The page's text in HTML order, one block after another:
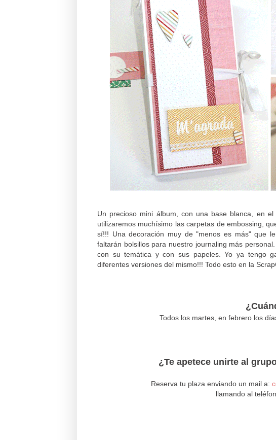
Un precioso mini álbum, con una base blanca, en
utilizaremos muchísimo las carpetas de embossing,
sí!!! Una decoración muy de "menos es más" que
faltarán bolsillos para nuestro journaling más
con su temática y con sus papeles. Yo ya tengo
diferentes versiones del mismo!!! Todo esto en la
Todos los martes, en febrero los
¿Te apetece unirte al
Reserva tu plaza enviando un mail a:
llamando al